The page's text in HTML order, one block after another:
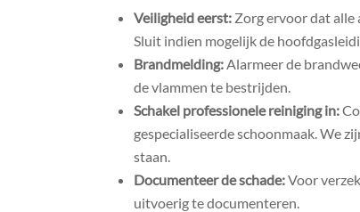
Veiligheid eerst: Zorg ervoor dat alle
Sluit indien mogelijk de
Brandmelding:Alarmeer de
de vlammen te bestrijden.​
Schakel professionele reiniging in:
gespecialiseerde schoonmaak.​ We
staan.​
Documenteer de schade:Voor
uitvoerig te documenteren.​